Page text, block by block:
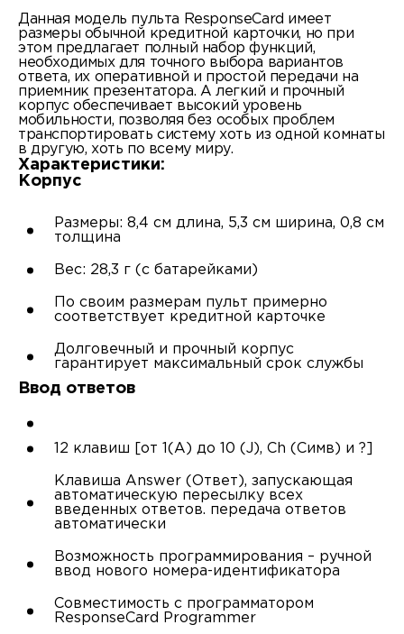
Данная модель пульта ResponseCard имеет
размеры обычной кредитной карточки, но при
этом предлагает полный набор функций,
необходимых для точного выбора вариантов
ответа, их оперативной и простой передачи на
приемник презентатора. А легкий и прочный
корпус обеспечивает высокий уровень
мобильности, позволяя без особых проблем
транспортировать систему хоть из одной комнаты
в другую, хоть по всему миру.
Характеристики:
Корпус
Размеры: 8,4 см длина, 5,3 см ширина, 0,8 см
толщина
Вес: 28,3 г (с батарейками)
По своим размерам пульт примерно
соответствует кредитной карточке
Долговечный и прочный корпус
гарантирует максимальный срок службы
Ввод ответов
12 клавиш [от 1(А) до 10 (J), Ch (Симв) и ?]
Клавиша Answer (Ответ), запускающая
автоматическую пересылку всех
введенных ответов. передача ответов
автоматически
Возможность программирования – ручной
ввод нового номера-идентификатора
Совместимость с программатором
ResponseCard Programmer